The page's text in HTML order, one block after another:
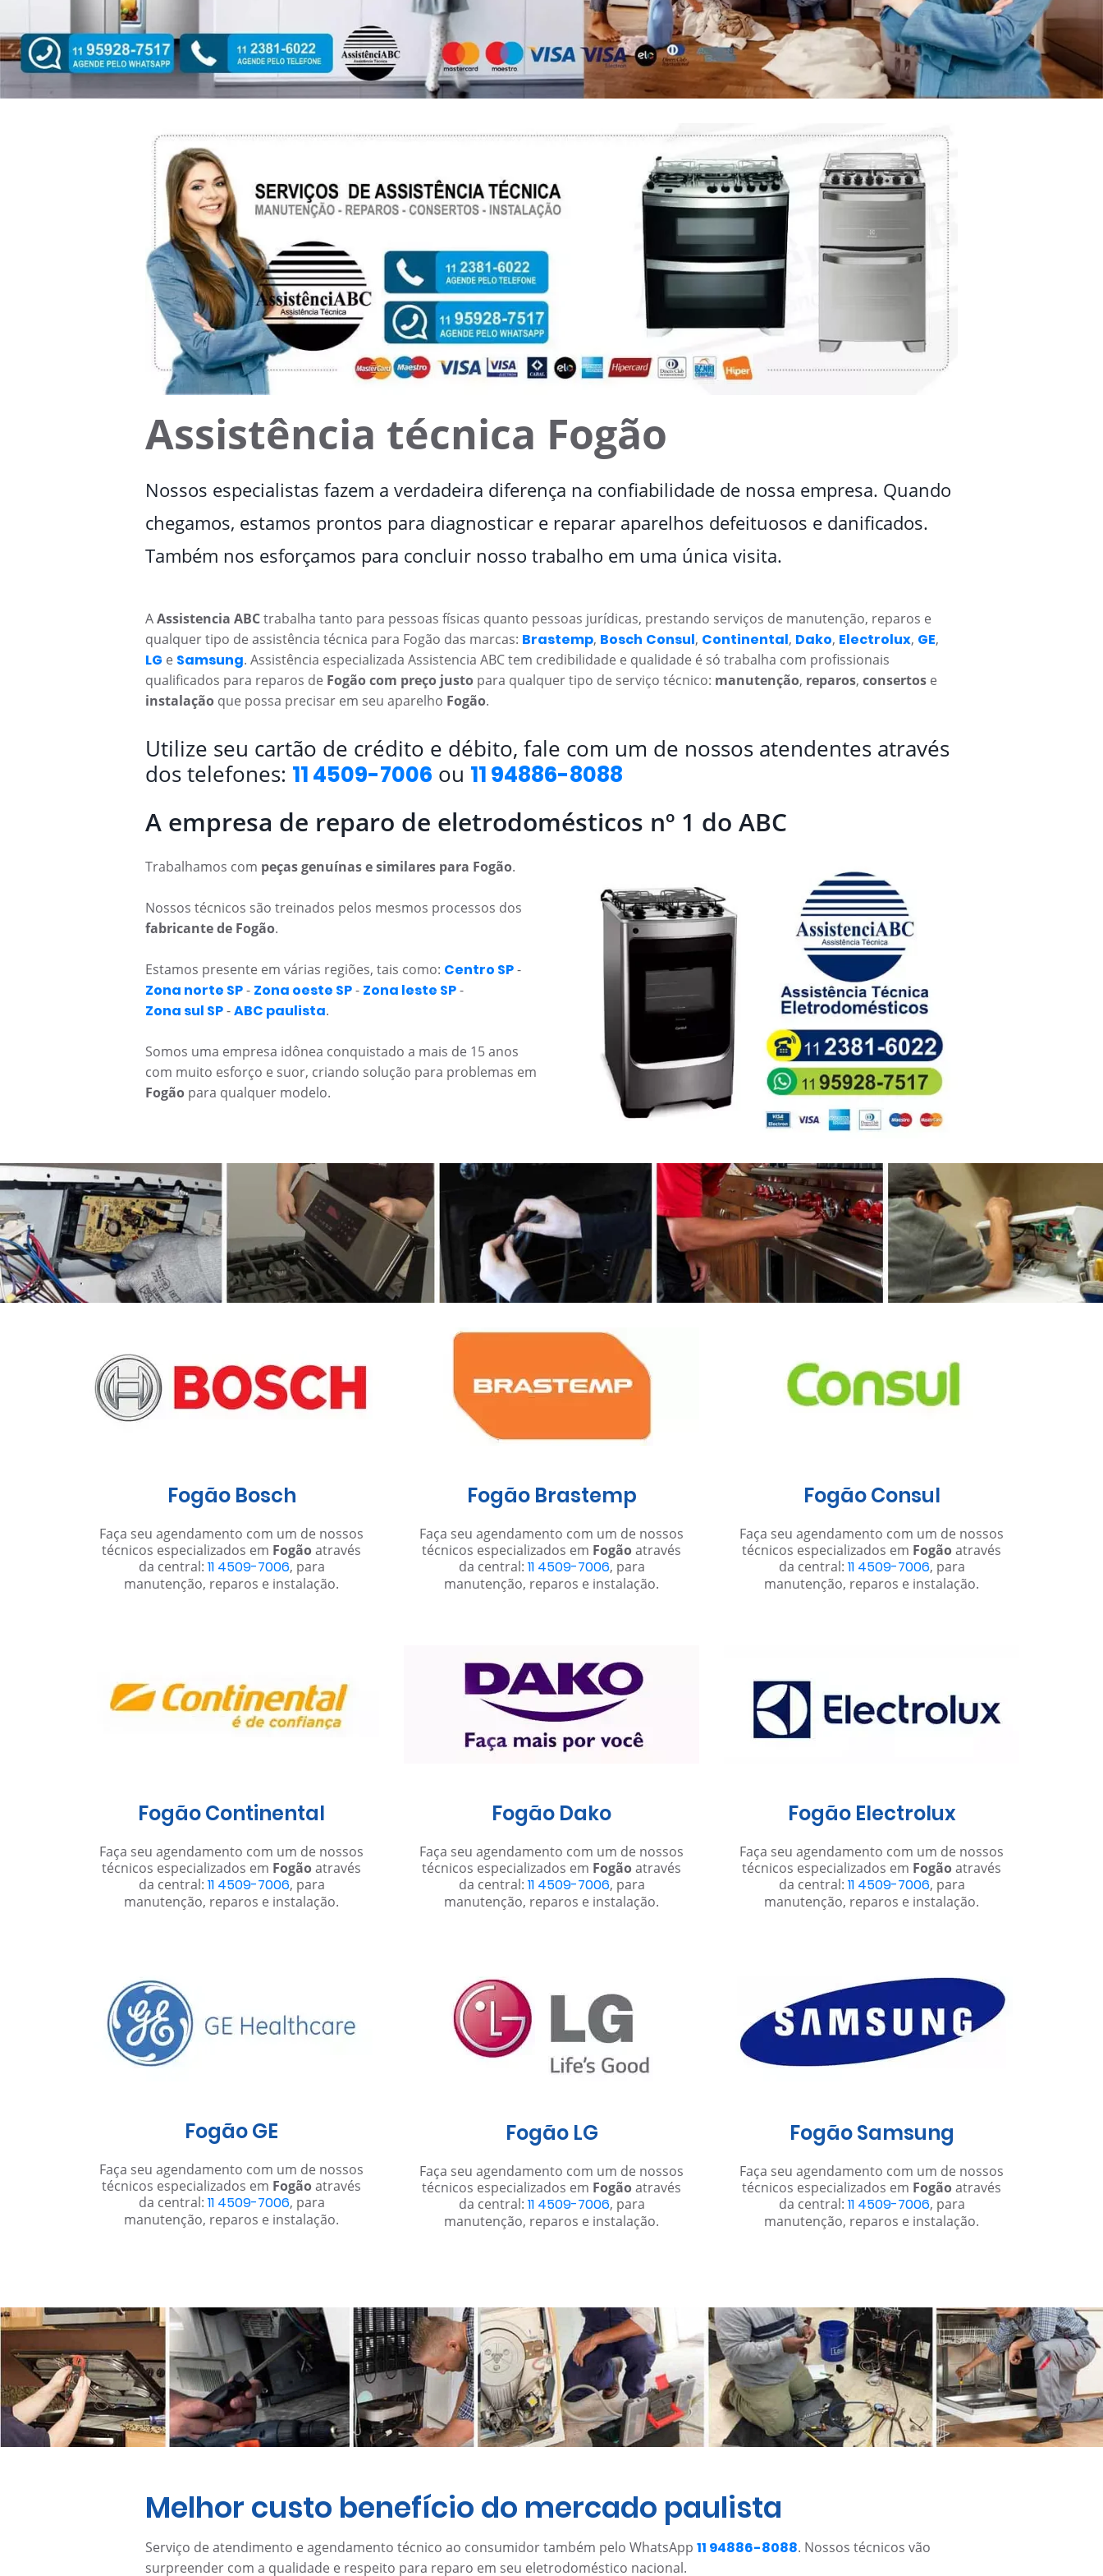
Assistência técnica Fogão
Nossos especialistas fazem a verdadeira diferença na confiabilidade de nossa empresa. Quando
chegamos, estamos prontos para diagnosticar e reparar aparelhos defeituosos e danificados.
Também nos esforçamos para concluir nosso trabalho em uma única visita.
AAssistencia ABCtrabalha tanto para pessoas físicas quanto pessoas jurídicas, prestando serviços de manutenção, reparos e
qualquer tipo de assistência técnica para Fogão das marcas: Brastemp, Bosch Consul, Continental, Dako, Electrolux, GE,
LG e Samsung. Assistência especializada Assistencia ABC tem credibilidade e qualidade é só trabalha com profissionais
qualificados para reparos de Fogão com preço justo para qualquer tipo de serviço técnico: manutenção, reparos, consertos e
instalação que possa precisar em seu aparelho Fogão.
Utilize seu cartão de crédito e débito, fale com um de nossos atendentes através
dos telefones: 11 4509-7006 ou 11 94886-8088
A empresa de reparo de eletrodomésticos nº 1 do ABC
Trabalhamos com peças genuínas e similares para Fogão.
Nossos técnicos são treinados pelos mesmos processos dos
fabricante de Fogão.
Estamos presente em várias regiões, tais como: Centro SP-
Zona norte SP- Zona oeste SP- Zona leste SP-
Zona sul SP-ABC paulista.
Somos uma empresa idônea conquistado a mais de 15 anos
com muito esforço e suor, criando solução para problemas em
Fogão para qualquer modelo.
Fogão Bosch
Faça seu agendamento com um de nossos
técnicos especializados em Fogãoatravés
da central: 11 4509-7006, para
manutenção, reparos e instalação.
Fogão Brastemp
Faça seu agendamento com um de nossos
técnicos especializados em Fogãoatravés
da central: 11 4509-7006, para
manutenção, reparos e instalação.
Fogão Consul
Faça seu agendamento com um de nossos
técnicos especializados em Fogãoatravés
da central: 11 4509-7006, para
manutenção, reparos e instalação.
Fogão Continental
Faça seu agendamento com um de nossos
técnicos especializados em Fogãoatravés
da central: 11 4509-7006, para
manutenção, reparos e instalação.
Fogão Dako
Faça seu agendamento com um de nossos
técnicos especializados em Fogãoatravés
da central: 11 4509-7006, para
manutenção, reparos e instalação.
Fogão Electrolux
Faça seu agendamento com um de nossos
técnicos especializados em Fogãoatravés
da central: 11 4509-7006, para
manutenção, reparos e instalação.
Fogão GE
Faça seu agendamento com um de nossos
técnicos especializados em Fogãoatravés
da central: 11 4509-7006, para
manutenção, reparos e instalação.
Fogão LG
Faça seu agendamento com um de nossos
técnicos especializados em Fogãoatravés
da central: 11 4509-7006, para
manutenção, reparos e instalação.
Fogão Samsung
Faça seu agendamento com um de nossos
técnicos especializados em Fogãoatravés
da central: 11 4509-7006, para
manutenção, reparos e instalação.
Melhor custo benefício do mercado paulista
Serviço de atendimento e agendamento técnico ao consumidor também pelo WhatsApp 11 94886-8088. Nossos técnicos vão
surpreender com a qualidade e respeito para reparo em seu eletrodoméstico nacional.